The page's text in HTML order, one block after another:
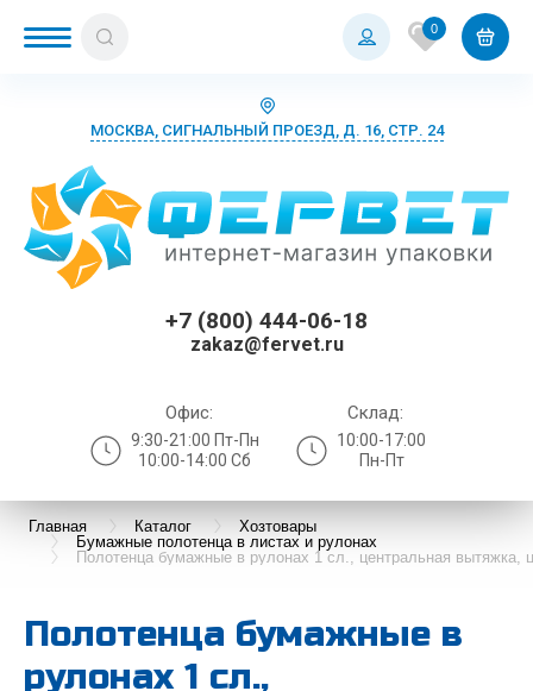
0
МОСКВА, СИГНАЛЬНЫЙ ПРОЕЗД, Д. 16, СТР. 24
+7 (800) 444-06-18
zakaz@fervet.ru
Офис:
9:30-21:00 Пт-Пн
10:00-14:00 Сб
Склад:
10:00-17:00
Пн-Пт
Главная Каталог
Хозтовары
Бумажные полотенца в листах и рулонах
Полотенца бумажные в рулонах 1 сл., центральная вытяжка,
Полотенца бумажные в
рулонах 1 сл.,